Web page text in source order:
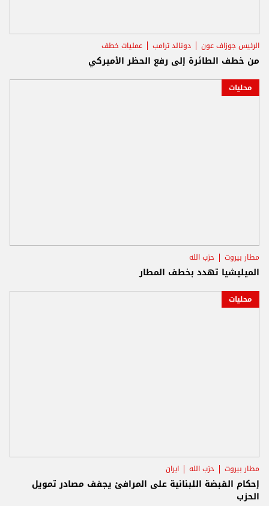
الرئيس جوزاف عون دونالد ترامب عمليات خطف
من خطف الطائرة إلى رفع الحظر الأميركي
محليات
مطار بيروت حزب الله
الميليشيا تهدد بخطف المطار
محليات
مطار بيروت حزب الله ايران
إحكام القبضة اللبنانية على المرافئ يجفف مصادر تمويل
الحزب